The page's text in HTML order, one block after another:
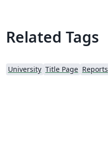
Related Tags
University Title Page Reports